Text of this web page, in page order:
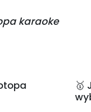
karaoke
🥇